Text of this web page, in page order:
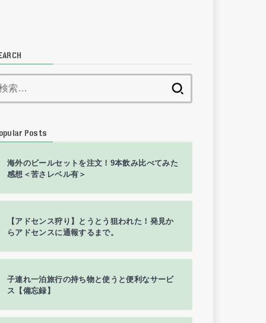
Posts
海外のビールセットを注文！9本飲み比べてみた
感想＜苦さレベル有＞
【アドセンス狩り】とうとう狙われた！発見か
らアドセンスに通報するまで。
子連れ一泊旅行の持ち物と使うと便利なサービ
ス【備忘録】